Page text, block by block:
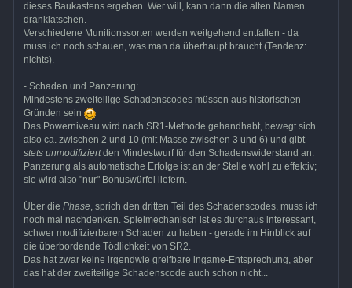
dieses Baukastens ergeben. Wer will, kann dann die alten Namen
dranklatschen.
Verschiedene Munitionssorten werden weitgehend entfallen - da
muss ich noch schauen, was man da überhaupt braucht (Tendenz:
nichts).
- Schaden und Panzerung:
Mindestens zweiteilige Schadenscodes müssen aus historischen
Gründen sein
Das Powerniveau wird nach SR1-Methode gehandhabt, bewegt sich
also ca. zwischen 2 und 10 (mit Masse zwischen 3 und 6) und gibt
stets unmodifiziertden Mindestwurf für den Schadenswiderstand an.
Panzerung als automatische Erfolge ist an der Stelle wohl zu effektiv;
sie wird also "nur" Bonuswürfel liefern.
Über die Phase, sprich den dritten Teil des Schadenscodes, muss ich
noch mal nachdenken. Spielmechanisch ist es durchaus interessant,
schwer modifizierbaren Schaden zu haben - gerade im Hinblick auf
die überbordende Tödlichkeit von SR2.
Das hat zwar keine irgendwie greifbare ingame-Entsprechung, aber
das hat der zweiteilige Schadenscode auch schon nicht...